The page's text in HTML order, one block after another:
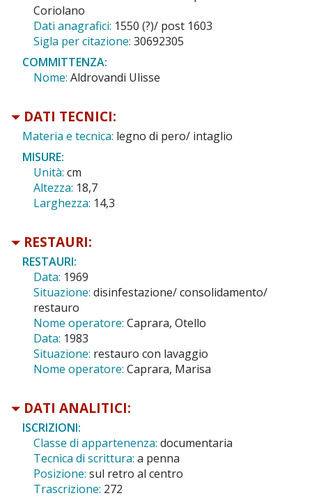
Coriolano
Dati anagrafici: 1550 (?)/ post 1603
Sigla per citazione: 30692305
COMMITTENZA:
Nome: Aldrovandi Ulisse
DATI TECNICI:
Materia e tecnica: legno di pero/ intaglio
MISURE:
Unità: cm
Altezza: 18,7
Larghezza: 14,3
RESTAURI:
RESTAURI:
Data: 1969
Situazione: disinfestazione/ consolidamento/
restauro
Nome operatore: Caprara, Otello
Data: 1983
Situazione: restauro con lavaggio
Nome operatore: Caprara, Marisa
DATI ANALITICI:
ISCRIZIONI:
Classe di appartenenza: documentaria
Tecnica di scrittura: a penna
Posizione: sul retro al centro
Trascrizione: 272